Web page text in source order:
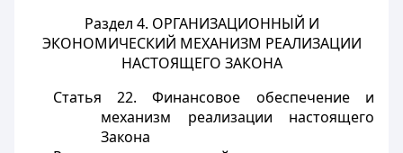
Раздел 4. ОРГАНИЗАЦИОННЫЙ И
ЭКОНОМИЧЕСКИЙ МЕХАНИЗМ РЕАЛИЗАЦИИ
НАСТОЯЩЕГО ЗАКОНА
Статья 22. Финансовое обеспечение и
механизм реализации настоящего
Закона